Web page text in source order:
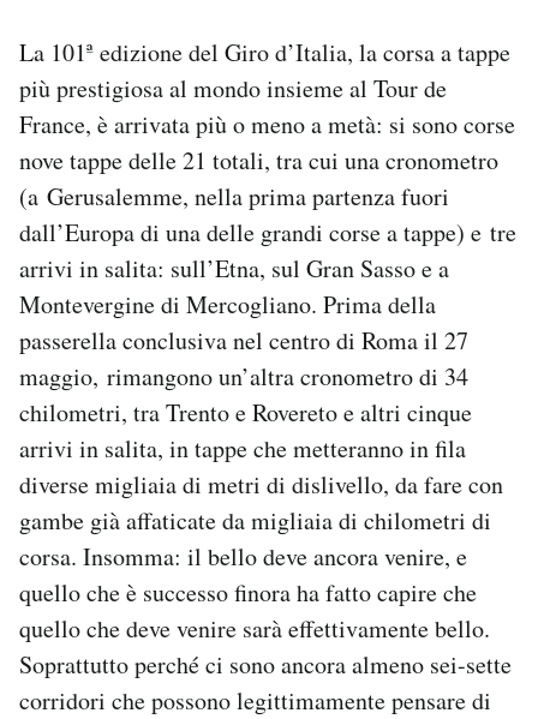
I MIEI PREFERITI
SHOP
CALENDARIO
Area Personale
Newsletter
Notifiche mobile
Hai bisogno di aiuto?
Esci
La 101ª edizione del Giro d’Italia, la corsa a tappe
più prestigiosa al mondo insieme al Tour de
France, è arrivata più o meno a metà: si sono corse
nove tappe delle 21 totali, tra cui una cronometro
(a Gerusalemme, nella prima partenza fuori
dall’Europa di una delle grandi corse a tappe) e tre
arrivi in salita: sull’Etna, sul Gran Sasso e a
Montevergine di Mercogliano. Prima della
passerella conclusiva nel centro di Roma il 27
maggio, rimangono un’altra cronometro di 34
chilometri, tra Trento e Rovereto e altri cinque
arrivi in salita, in tappe che metteranno in fila
diverse migliaia di metri di dislivello, da fare con
gambe già affaticate da migliaia di chilometri di
corsa. Insomma: il bello deve ancora venire, e
quello che è successo finora ha fatto capire che
quello che deve venire sarà effettivamente bello.
Soprattutto perché ci sono ancora almeno sei-sette
corridori che possono legittimamente pensare di